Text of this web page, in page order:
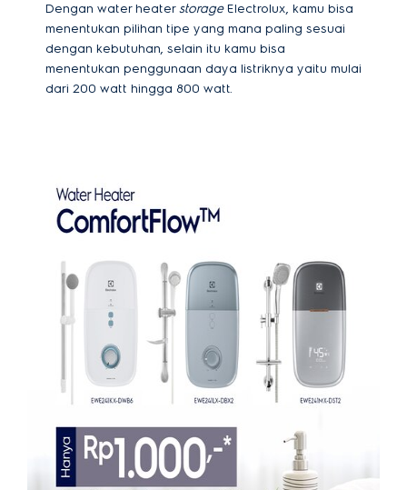
Dengan water heaterstorageElectrolux, kamu bisa
menentukan pilihan tipe yang mana paling sesuai
dengan kebutuhan, selain itu kamu bisa
menentukan penggunaan daya listriknya yaitu mulai
dari 200 watt hingga 800 watt.